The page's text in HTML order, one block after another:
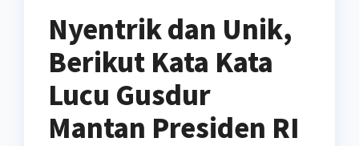
Nyentrik dan Unik,
Berikut Kata Kata
Lucu Gusdur
Mantan Presiden RI